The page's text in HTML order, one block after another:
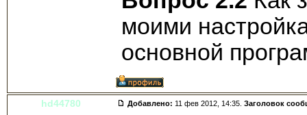
моими
основной
hd44780 Добавлено: 11 фев 2012, 14:35. Заголовок